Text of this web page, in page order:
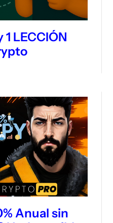
1 LECCIÓN
Anual sin